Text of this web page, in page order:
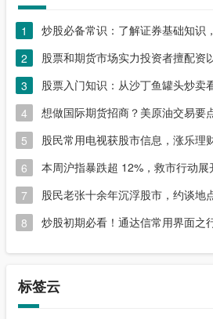
1
炒股必备常识：了解证券基础知识
2
3
4
想做国际期货招商？美原油交易要
5
6
本周沪指暴跌超 12%，救市行动
7
股民老张十余年沉浮股市，约谈地
8
炒股初期必看！通达信常用界面之
标签云